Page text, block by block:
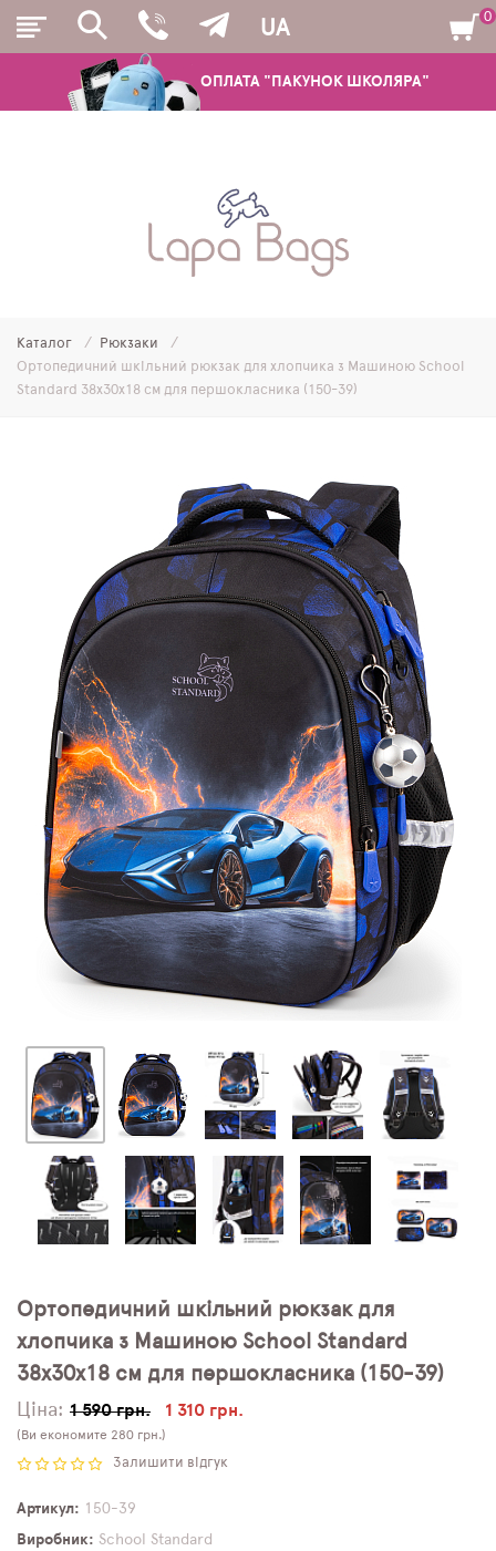
ОПЛАТА "ПАКУНОК ШКОЛЯРА"
UA
ШКІЛЬНІ РЮКЗАКИ ТА РАНЦІ
МОЛОДІЖНІ РЮКЗАКИ
SCHOOL STANDARD
SKYNAME
РОЗПРОДАЖ
0
Каталог
Рюкзаки
Ортопедичний шкільний рюкзак для хлопчика з Машиною School
Standard 38х30х18 см для першокласника (150-39)
Ортопедичний шкільний рюкзак для
хлопчика з Машиною School Standard
38х30х18 см для першокласника (150-39)
Ціна: 1 590 грн. 1 310 грн.
(Ви економите 280 грн.)
Залишити відгук
Артикул
150-39
Виробник
School Standard